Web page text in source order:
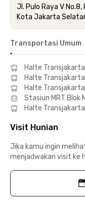
Jl. Pulo Raya V No.8,
Kota Jakarta
Transportasi Umum
Halte
Halte Transjakarta
Halte
Stasiun MRT Blok
Halte Transjakarta
Visit Hunian
Jika kamu ingin
menjadwakan visit ke